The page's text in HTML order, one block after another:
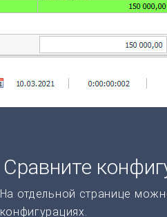
Сравните
На отдельной странице
конфигурациях.